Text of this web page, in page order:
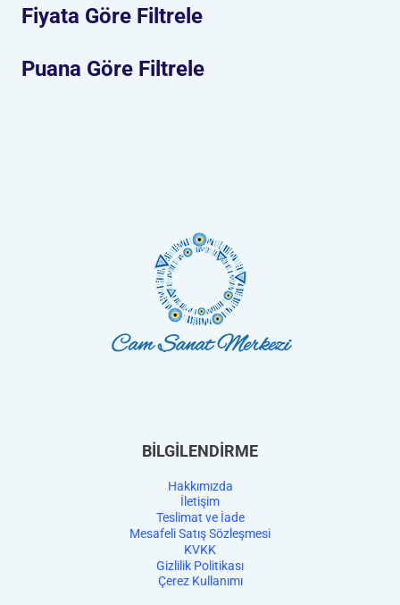
Fiyata Göre Filtrele
Puana Göre Filtrele
BİLGİLENDİRME
Hakkımızda
İletişim
Teslimat ve İade
Mesafeli Satış Sözleşmesi
KVKK
Gizlilik Politikası
Çerez Kullanımı